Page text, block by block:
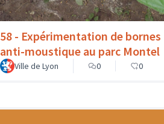
58 - Expérimentation de bornes
anti-moustique au parc Montel
Ville de Lyon 0 0